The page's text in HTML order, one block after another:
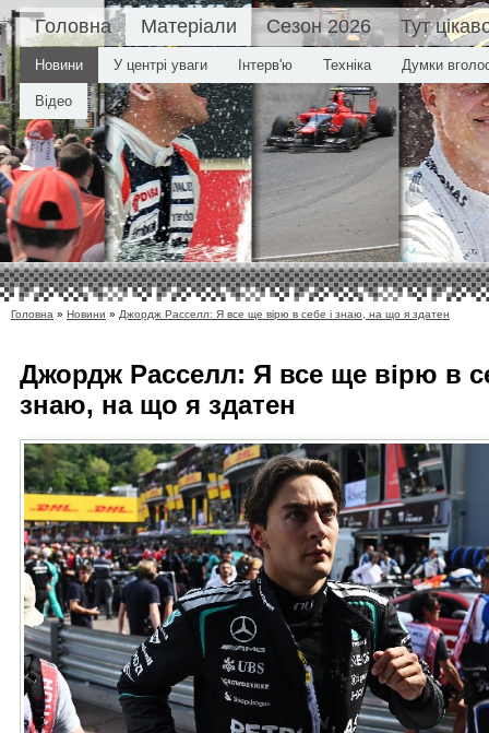
Головна Матеріали
Новини У центрі уваги Інтерв'ю Техніка Думки
Відео
Сезон 2026 Тут
Головна » Новини » Джордж Расселл: Я все ще вірю в себе і знаю, на що я здатен
Джордж Расселл: Я все ще вірю в
знаю, на що я здатен